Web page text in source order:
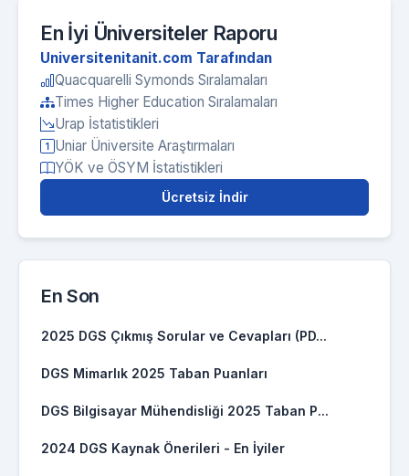
En İyi Üniversiteler Raporu
Universitenitanit.com Tarafından
Quacquarelli Symonds Sıralamaları
Times Higher Education Sıralamaları
Urap İstatistikleri
Uniar Üniversite Araştırmaları
YÖK ve ÖSYM İstatistikleri
Ücretsiz İndir
En Son
2025 DGS Çıkmış Sorular ve Cevapları (PD...
DGS Mimarlık 2025 Taban Puanları
DGS Bilgisayar Mühendisliği 2025 Taban P...
2024 DGS Kaynak Önerileri - En İyiler